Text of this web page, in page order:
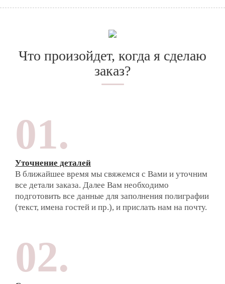
Что произойдет, когда я сделаю
заказ?
01.
Уточнение деталей
В ближайшее время мы свяжемся с Вами и уточним
все детали заказа. Далее Вам необходимо
подготовить все данные для заполнения полиграфии
(текст, имена гостей и пр.), и прислать нам на почту.
02.